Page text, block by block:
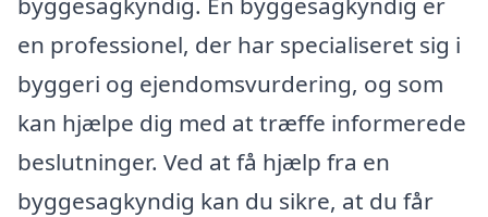
en professionel, der har specialiseret sig i
byggeri og ejendomsvurdering, og som
kan hjælpe dig med at træffe informerede
beslutninger. Ved at få hjælp fra en
byggesagkyndig kan du sikre, at du får